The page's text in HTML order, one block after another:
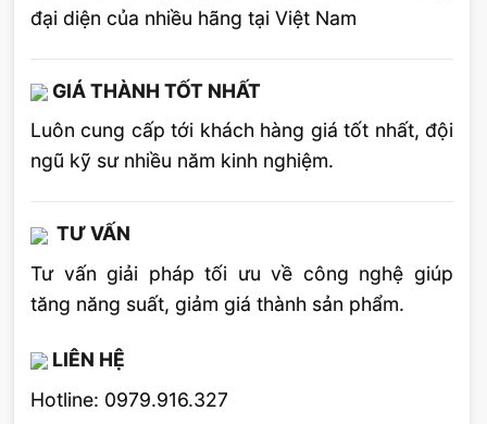
đại diện của nhiều hãng tại Việt Nam
GIÁ THÀNH TỐT NHẤT
Luôn cung cấp tới khách hàng giá tốt nhất, đội
ngũ kỹ sư nhiều năm kinh nghiệm.
TƯ VẤN
Tư vấn giải pháp tối ưu về công nghệ giúp
tăng năng suất, giảm giá thành sản phẩm.
LIÊN HỆ
Hotline: 0979.916.327